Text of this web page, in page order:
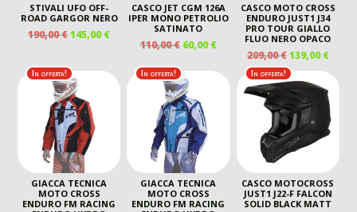
STIVALI UFO OFF-
ROAD GARGOR NERO
190,00€IL
ERA:
190,00 €.
145,00€IL
PREZZO
È:
145,00 €.
CASCO JET CGM 126A
IPER MONO PETROLIO
SATINATO
110,00€ IL
ORIGINALE
ERA:
110,00 €.
60,00€IL
PREZZO
ATTUALE
CASCO MOTO CROSS
ENDURO JUST1 J34
PRO TOUR GIALLO
FLUO NERO OPACO
209,00€ IL
PREZZO
ORIGINALE
ERA:
209,00 €.
139,00€IL
È:
In offerta!
GIACCA TECNICA
MOTO CROSS
ENDURO FM RACING
In offerta!
GIACCA TECNICA
MOTO CROSS
ENDURO FM RACING
In offerta!
CASCO MOTOCROSS
JUST1 J22-F FALCON
SOLID BLACK MATT